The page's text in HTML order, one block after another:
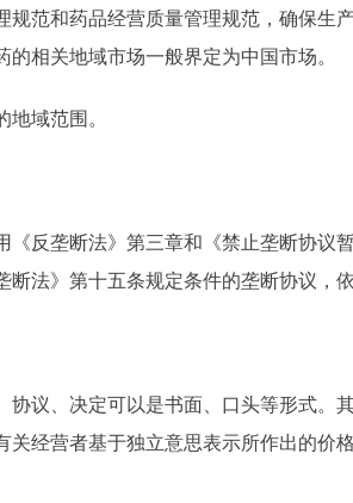
范和药品经营质量管理规范，确保生
相关地域市场一般界定为中国市场。
域范围。
反垄断法》第三章和《禁止垄断协议
法》第十五条规定条件的垄断协议，
议、决定可以是书面、口头等形式。
经营者基于独立意思表示所作出的价